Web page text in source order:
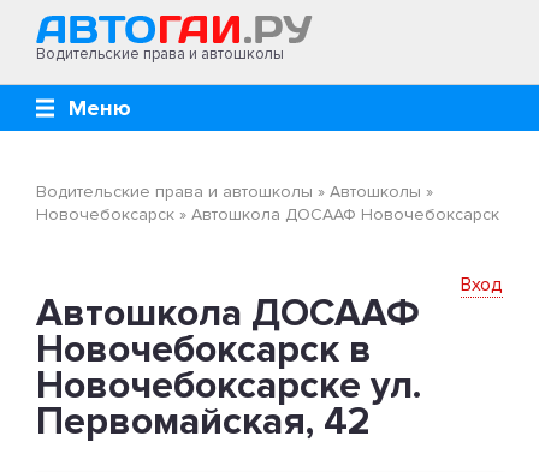
Водительские права и автошколы
Меню
Водительские права и автошколы » Автошколы »
Новочебоксарск » Автошкола ДОСААФ Новочебоксарск
Вход
Автошкола ДОСААФ
Новочебоксарск в
Новочебоксарске ул.
Первомайская, 42